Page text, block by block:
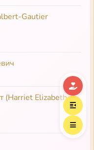
Gautier
(Harriet Elizabeth